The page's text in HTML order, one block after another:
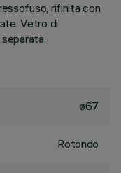
rifinita con
Vetro di
ø67
Rotondo